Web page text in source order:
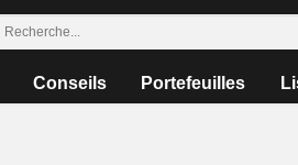
Conseils Portefeuilles